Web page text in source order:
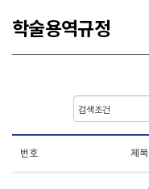
학술용역규정
번호 제목